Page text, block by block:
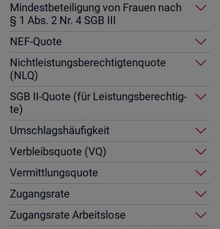
Min­dest­be­tei­li­gung von Frau­en nach
§ 1 Abs. 2 Nr. 4 SGB III
NEF-Quote
Nicht­leis­tungs­be­rech­tig­ten­quo­te
(NLQ)
SGB II-Quote (für Leis­tungs­be­rech­tig­
te)
Um­schlags­häu­fig­keit
Ver­bleibs­quo­te (VQ)
Ver­mitt­lungs­quo­te
Zu­gangs­ra­te
Zu­gangs­ra­te Ar­beits­lo­se